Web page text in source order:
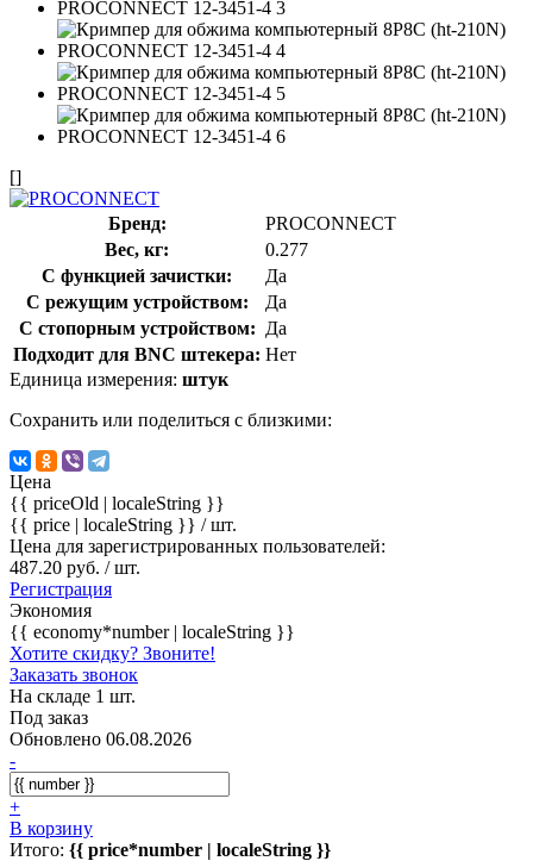
[]
Бренд:
PROCONNECT
Вес, кг:
0.277
С функцией зачистки:
Да
С режущим устройством:
Да
С стопорным устройством: Да
Подходит для BNC штекера: Нет
Единица измерения: штук
Сохранить или поделиться с близкими:
Цена
{{ priceOld | localeString }}
{{ price | localeString }} / шт.
Цена для зарегистрированных пользователей:
487.20 руб. / шт.
Регистрация
Экономия
{{ economy*number | localeString }}
Хотите скидку? Звоните!
Заказать звонок
На складе 1 шт.
Под заказ
Обновлено 06.08.2026
-
+
В корзину
Итого: {{ price*number | localeString }}